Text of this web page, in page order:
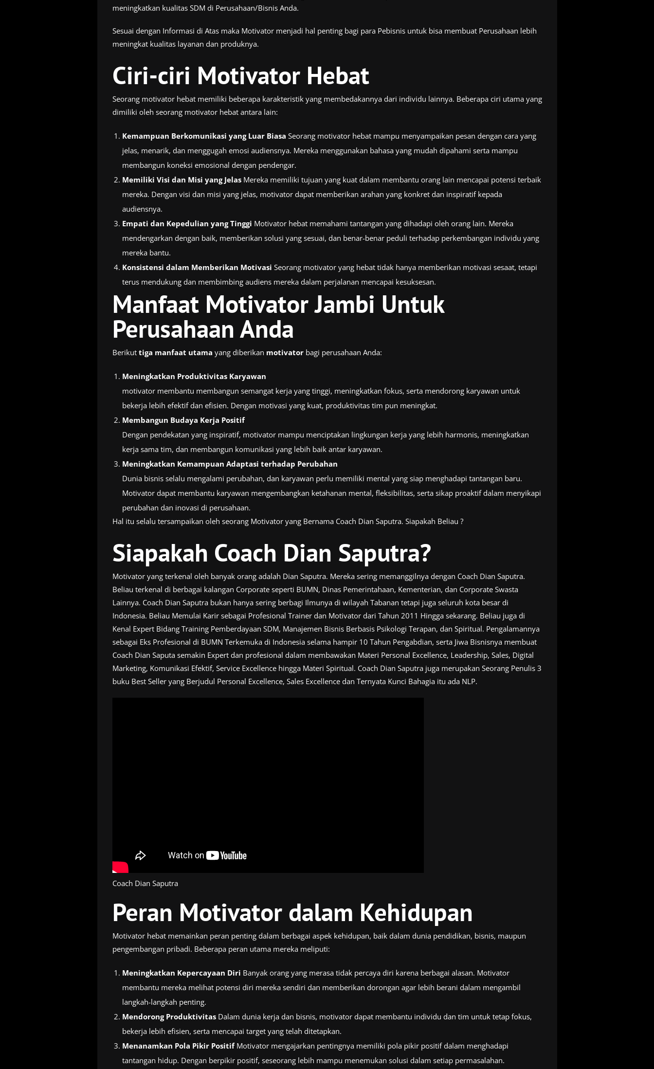
meningkatkan kualitas SDM di Perusahaan/Bisnis Anda.
Sesuai dengan Informasi di Atas maka Motivator menjadi hal penting bagi para Pebisnis untuk bisa membuat Perusahaan lebih
meningkat kualitas layanan dan produknya.
Ciri-ciri Motivator Hebat
Seorang motivator hebat memiliki beberapa karakteristik yang membedakannya dari individu lainnya. Beberapa ciri utama yang
dimiliki oleh seorang motivator hebat antara lain:
Kemampuan Berkomunikasi yang Luar Biasa Seorang motivator hebat mampu menyampaikan pesan dengan cara yang
jelas, menarik, dan menggugah emosi audiensnya. Mereka menggunakan bahasa yang mudah dipahami serta mampu
membangun koneksi emosional dengan pendengar.
Memiliki Visi dan Misi yang JelasMereka memiliki tujuan yang kuat dalam membantu orang lain mencapai potensi terbaik
mereka. Dengan visi dan misi yang jelas, motivator dapat memberikan arahan yang konkret dan inspiratif kepada
audiensnya.
Empati dan Kepedulian yang Tinggi Motivator hebat memahami tantangan yang dihadapi oleh orang lain. Mereka
mendengarkan dengan baik, memberikan solusi yang sesuai, dan benar-benar peduli terhadap perkembangan individu yang
mereka bantu.
Konsistensi dalam Memberikan Motivasi Seorang motivator yang hebat tidak hanya memberikan motivasi sesaat, tetapi
terus mendukung dan membimbing audiens mereka dalam perjalanan mencapai kesuksesan.
Manfaat Motivator Jambi Untuk
Perusahaan Anda
Berikut tiga manfaat utama yang diberikan motivatorbagi perusahaan Anda:
Meningkatkan Produktivitas Karyawan
motivator membantu membangun semangat kerja yang tinggi, meningkatkan fokus, serta mendorong karyawan untuk
bekerja lebih efektif dan efisien. Dengan motivasi yang kuat, produktivitas tim pun meningkat.
Membangun Budaya Kerja Positif
Dengan pendekatan yang inspiratif, motivator mampu menciptakan lingkungan kerja yang lebih harmonis, meningkatkan
kerja sama tim, dan membangun komunikasi yang lebih baik antar karyawan.
Meningkatkan Kemampuan Adaptasi terhadap Perubahan
Dunia bisnis selalu mengalami perubahan, dan karyawan perlu memiliki mental yang siap menghadapi tantangan baru.
Motivator dapat membantu karyawan mengembangkan ketahanan mental, fleksibilitas, serta sikap proaktif dalam menyikapi
perubahan dan inovasi di perusahaan.
Hal itu selalu tersampaikan oleh seorang Motivator yang Bernama Coach Dian Saputra. Siapakah Beliau ?
Siapakah Coach Dian Saputra?
Motivator yang terkenal oleh banyak orang adalah Dian Saputra. Mereka sering memanggilnya dengan Coach Dian Saputra.
Beliau terkenal di berbagai kalangan Corporate seperti BUMN, Dinas Pemerintahaan, Kementerian, dan Corporate Swasta
Lainnya. Coach Dian Saputra bukan hanya sering berbagi Ilmunya di wilayah Tabanan tetapi juga seluruh kota besar di
Indonesia. Beliau Memulai Karir sebagai Profesional Trainer dan Motivator dari Tahun 2011 Hingga sekarang. Beliau juga di
Kenal Expert Bidang Training Pemberdayaan SDM, Manajemen Bisnis Berbasis Psikologi Terapan, dan Spiritual. Pengalamannya
sebagai Eks Profesional di BUMN Terkemuka di Indonesia selama hampir 10 Tahun Pengabdian, serta Jiwa Bisnisnya membuat
Coach Dian Saputa semakin Expert dan profesional dalam membawakan Materi Personal Excellence, Leadership, Sales, Digital
Marketing, Komunikasi Efektif, Service Excellence hingga Materi Spiritual. Coach Dian Saputra juga merupakan Seorang Penulis 3
buku Best Seller yang Berjudul Personal Excellence, Sales Excellence dan Ternyata Kunci Bahagia itu ada NLP.
Coach Dian Saputra
Peran Motivator dalam Kehidupan
Motivator hebat memainkan peran penting dalam berbagai aspek kehidupan, baik dalam dunia pendidikan, bisnis, maupun
pengembangan pribadi. Beberapa peran utama mereka meliputi:
Meningkatkan Kepercayaan Diri Banyak orang yang merasa tidak percaya diri karena berbagai alasan. Motivator
membantu mereka melihat potensi diri mereka sendiri dan memberikan dorongan agar lebih berani dalam mengambil
langkah-langkah penting.
Mendorong ProduktivitasDalam dunia kerja dan bisnis, motivator dapat membantu individu dan tim untuk tetap fokus,
bekerja lebih efisien, serta mencapai target yang telah ditetapkan.
Menanamkan Pola Pikir PositifMotivator mengajarkan pentingnya memiliki pola pikir positif dalam menghadapi
tantangan hidup. Dengan berpikir positif, seseorang lebih mampu menemukan solusi dalam setiap permasalahan.